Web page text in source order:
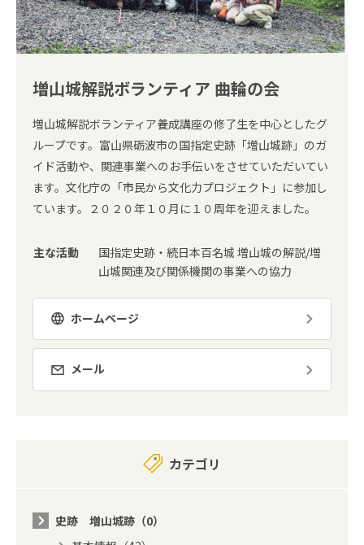
増山城解説ボランティア 曲輪の会
増山城解説ボランティア養成講座の修了生を中心としたグ
ループです。富山県砺波市の国指定史跡「増山城跡」のガ
イド活動や、関連事業へのお手伝いをさせていただいてい
ます。文化庁の「市民から文化力プロジェクト」に参加し
ています。２０２０年１０月に１０周年を迎えました。
主な活動
国指定史跡・続日本百名城 増山城の解説/増
山城関連及び関係機関の事業への協力
ホームページ
メール
カテゴリ
史跡 増山城跡（0）